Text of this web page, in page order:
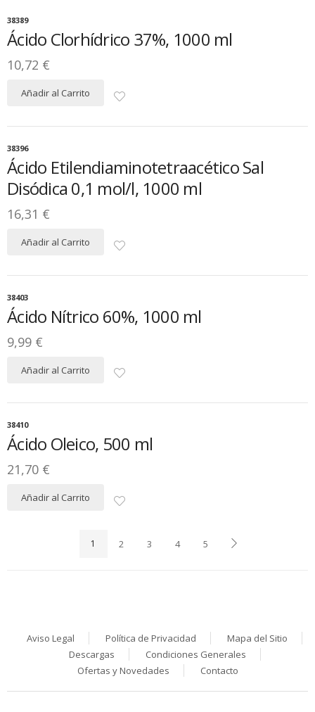
38389
Ácido Clorhídrico 37%, 1000 ml
10,72 €
Añadir al Carrito
38396
Ácido Etilendiaminotetraacético Sal
Disódica 0,1 mol/l, 1000 ml
16,31 €
Añadir al Carrito
38403
Ácido Nítrico 60%, 1000 ml
9,99 €
Añadir al Carrito
38410
Ácido Oleico, 500 ml
21,70 €
Añadir al Carrito
1 2 3 4 5
Aviso Legal Política de Privacidad
Mapa del Sitio
Descargas
Condiciones Generales
Ofertas y Novedades
Contacto